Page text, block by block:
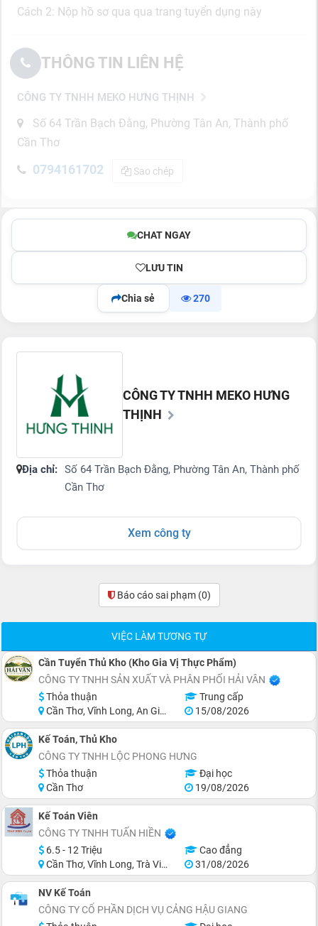
Cách 2: Nộp hồ sơ qua qua trang tuyển dụng này
THÔNG TIN LIÊN HỆ
CÔNG TY TNHH MEKO HƯNG THỊNH
Số 64 Trần Bạch Đằng, Phường Tân An, Thành phố
Cần Thơ
0794161702 Sao chép
CHAT NGAY
LƯU TIN
Chia sẻ 270
CÔNG TY TNHH MEKO HƯNG
THỊNH
Địa chỉ: Số 64 Trần Bạch Đằng, Phường Tân An, Thành phố
Cần Thơ
Xem công ty
Báo cáo sai phạm (0)
VIỆC LÀM TƯƠNG TỰ
Cần Tuyển Thủ Kho (Kho Gia Vị Thực Phẩm)
CÔNG TY TNHH SẢN XUẤT VÀ PHÂN PHỐI HẢI VÂN
Thỏa thuận
Trung cấp
Cần Thơ, Vĩnh Long, An Giang, Kiên Giang, Đồng Tháp, Hậu Giang
15/08/2026
Kế Toán, Thủ Kho
CÔNG TY TNHH LỘC PHONG HƯNG
Thỏa thuận
Đại học
Cần Thơ
19/08/2026
Kế Toán Viên
CÔNG TY TNHH TUẤN HIỀN
6.5 - 12 Triệu
Cao đẳng
Cần Thơ, Vĩnh Long, Trà Vinh
31/08/2026
NV Kế Toán
CÔNG TY CỔ PHẦN DỊCH VỤ CẢNG HẬU GIANG